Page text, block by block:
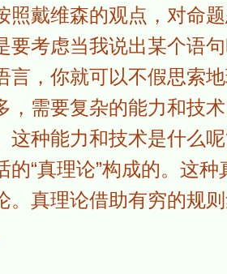
照戴维森的观点，对命
要考虑当我说出某个语
言，你就可以不假思索
，需要复杂的能力和技
这种能力和技术是什么
的“真理论”构成的。这
。真理论借助有穷的规